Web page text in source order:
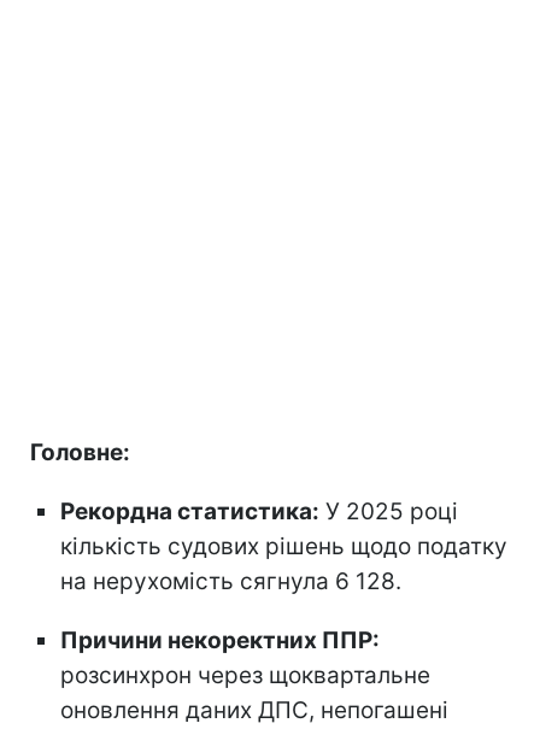
Головне:
Рекордна статистика: У 2025 році
кількість судових рішень щодо податку
на нерухомість сягнула 6 128.
Причини некоректних ППР:
розсинхрон через щоквартальне
оновлення даних ДПС, непогашені